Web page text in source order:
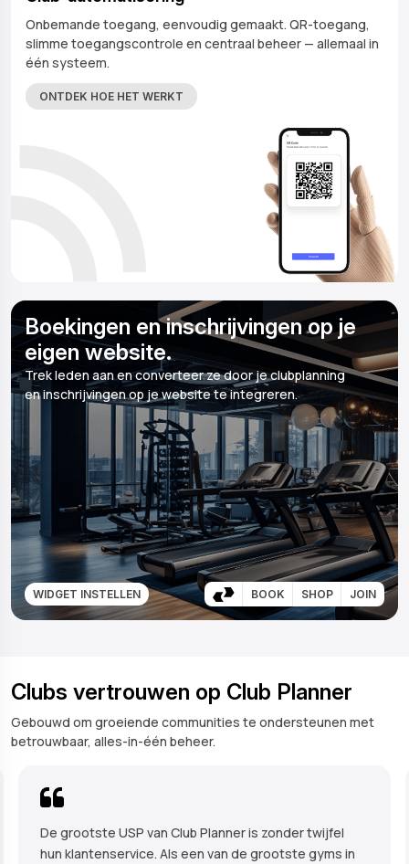
Onbemande toegang, eenvoudig gemaakt. QR-toegang,
slimme toegangscontrole en centraal beheer — allemaal in
één systeem.
ONTDEK HOE HET WERKT
Boekingen en inschrijvingen op je
eigen website.
Trek leden aan en converteer ze door je clubplanning
en inschrijvingen op je website te integreren.
WIDGET INSTELLEN BOOK SHOP JOIN
Clubs vertrouwen op Club Planner
Gebouwd om groeiende communities te ondersteunen met
betrouwbaar, alles-in-één beheer.
De grootste USP van Club Planner is zonder twijfel
hun klantenservice. Als een van de grootste gyms in